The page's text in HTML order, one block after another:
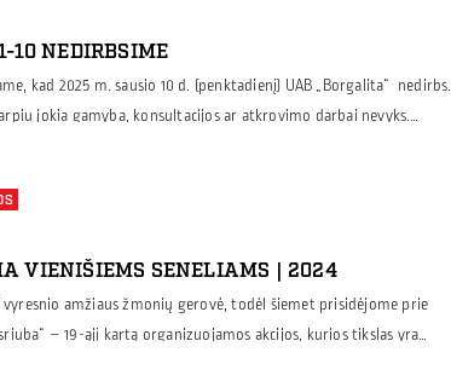
iš […]
10 NEDIRBSIME
kad 2025 m. sausio 10 d. (penktadienį) UAB „Borgalita“ nedirbs.
jokia gamyba, konsultacijos ar atkrovimo darbai nevyks.
VIENIŠIEMS SENELIAMS | 2024
amžiaus žmonių gerovė, todėl šiemet prisidėjome prie
– 19-ąjį kartą organizuojamos akcijos, kurios tikslas yra